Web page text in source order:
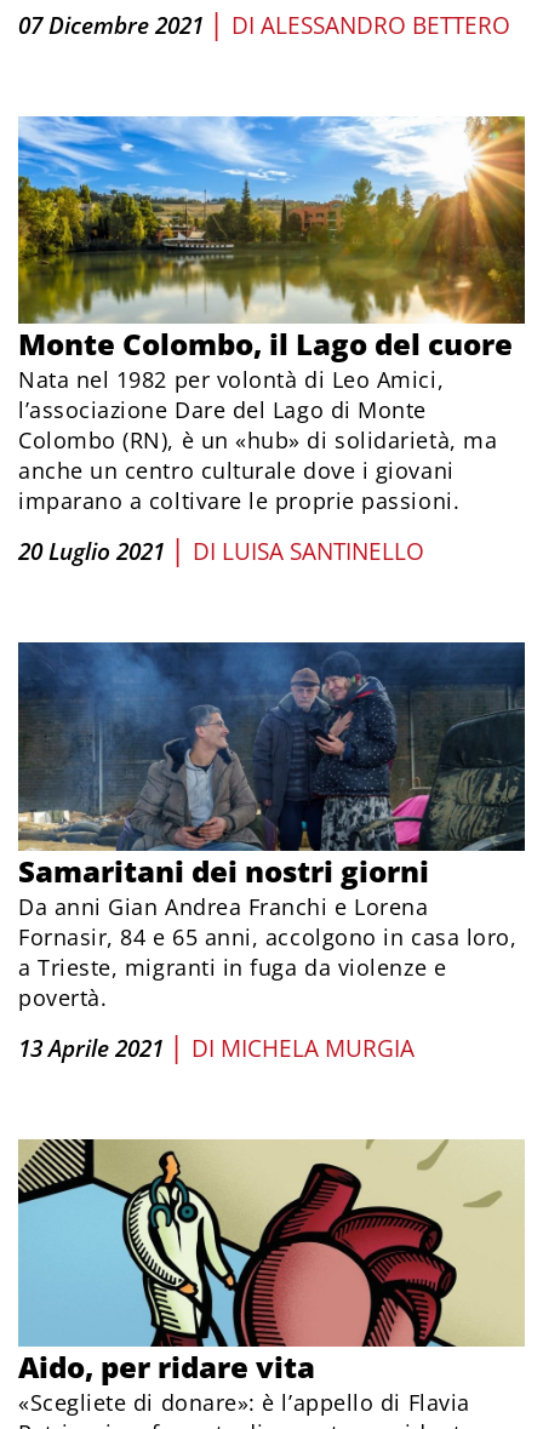
07 Dicembre 2021 | DI ALESSANDRO BETTERO
Monte Colombo, il Lago del cuore
Nata nel 1982 per volontà di Leo Amici,
l’associazione Dare del Lago di Monte
Colombo (RN), è un «hub» di solidarietà, ma
anche un centro culturale dove i giovani
imparano a coltivare le proprie passioni.
20 Luglio 2021 | DI LUISA SANTINELLO
Samaritani dei nostri giorni
Da anni Gian Andrea Franchi e Lorena
Fornasir, 84 e 65 anni, accolgono in casa loro,
a Trieste, migranti in fuga da violenze e
povertà.
13 Aprile 2021 | DI MICHELA MURGIA
Aido, per ridare vita
«Scegliete di donare»: è l’appello di Flavia